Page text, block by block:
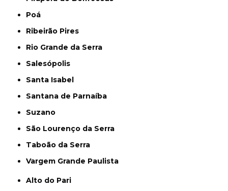
Poá
Ribeirão Pires
Rio Grande da Serra
Salesópolis
Santa Isabel
Santana de Parnaíba
Suzano
São Lourenço da Serra
Taboão da Serra
Vargem Grande Paulista
Alto do Pari